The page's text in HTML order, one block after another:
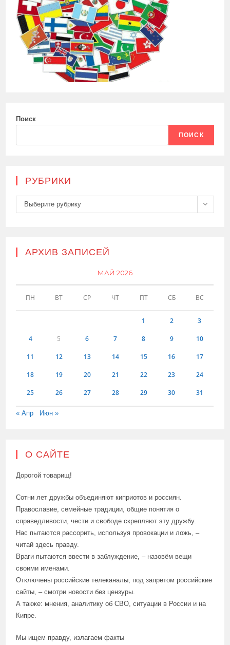
Поиск
ПОИСК
РУБРИКИ
Рубрики
Выберите рубрику
АРХИВ ЗАПИСЕЙ
МАЙ 2026
ПН ВТ СР ЧТ ПТ СБ ВС
1 2 3
4 5 6 7 8 9 10
11 12 13 14 15 16 17
18 19 20 21 22 23 24
25 26 27 28 29 30 31
« Апр Июн »
О САЙТЕ
Дорогой товарищ!
Сотни лет дружбы объединяют киприотов и россиян.
Православие, семейные традиции, общие понятия о
справедливости, чести и свободе скрепляют эту дружбу.
Нас пытаются рассорить, используя провокации и ложь, –
читай здесь правду.
Враги пытаются ввести в заблуждение, – назовём вещи
своими именами.
Отключены российские телеканалы, под запретом российские
сайты, – смотри новости без цензуры.
А также: мнения, аналитику об СВО, ситуации в России и на
Кипре.
Мы ищем правду, излагаем факты